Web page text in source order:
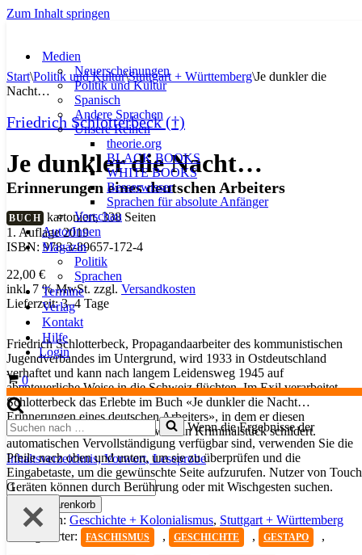
Zum Inhalt springen
Medien
Neuerscheinungen
Politik und Kultur
Spanisch
Andere Sprachen
Unsere Reihen
theorie.org
BLACK BOOKS
WHITE BOOKS
Besserwisser
Sprachen für absolute Anfänger
Vorschau
AutorInnen
Magazin
Politik
Sprachen
Termine
Verlag
Kontakt
Hilfe
Login
Warenkorb
0
Suchen
nach …
Wenn die Ergebnisse der
automatischen Vervollständigung verfügbar sind, verwenden Sie die
Pfeile nach oben und unten, um sie zu überprüfen und die
Eingabetaste, um die gewünschte Seite aufzurufen. Nutzer von
Geräten können durch Berührung oder mit Wischgesten suchen.
Start\Politik und Kultur\Stuttgart + Württemberg\Je dunkler die
Nacht…
Friedrich Schlotterbeck (†)
Je dunkler die Nacht…
Erinnerungen eines deutschen Arbeiters
BUCH kartoniert, 338 Seiten
1. Auflage 2019
ISBN: 978-3-89657-172-4
22,00 €
inkl. 7 % MwSt. zzgl. Versandkosten
Lieferzeit:3–4 Tage
Friedrich Schlotterbeck, Propagandaarbeiter des kommunistischen
Jugendverbandes im Untergrund, wird 1933 in Ostdeutschland
verhaftet und kann nach langem Leidensweg 1945 auf
abenteuerliche Weise in die Schweiz flüchten. Im Exil verarbeitet
Schlotterbeck das Erlebte im Buch «Je dunkler die Nacht…
Erinnerungen eines deutschen Arbeiters», in dem er diesen
Abschnitt seines Lebens fast wie ein Kriminalstück schildert.
Inhaltsverzeichnis,Vorwort,Leseprobe
Je
dunkler
Nacht...
Menge
In den Warenkorb
Kategorien: Geschichte + Kolonialismus, Stuttgart + Württemberg
Schlagwörter:
FASCHISMUS , GESCHICHTE , GESTAPO ,